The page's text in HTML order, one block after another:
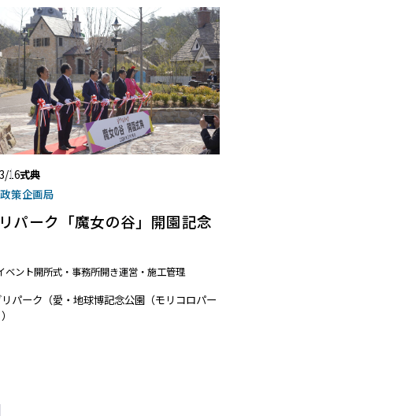
16式典
策企画局
パーク「魔女の谷」開園記念
ベント開所式・事務所開き運営・施工管理
パーク（愛・地球博記念公園（モリコロパー